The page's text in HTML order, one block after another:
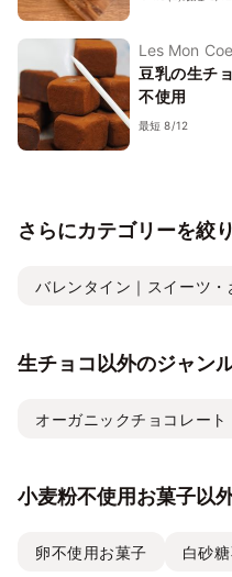
Les Mon
豆乳の生チ
不使用
最短 8/12
さらにカテゴリーを絞
バレンタイン｜スイーツ・
生チョコ以外のジャン
オーガニックチョコレート
小麦粉不使用お菓子以
卵不使用お菓子 白砂